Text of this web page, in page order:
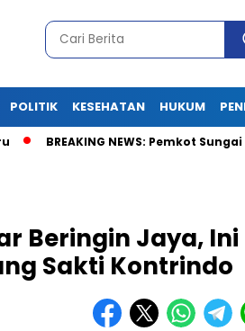
POLITIK KESEHATAN HUKUM
NEWS: Pemkot Sungai
Beringin Jaya, Ini
Sakti Kontrindo